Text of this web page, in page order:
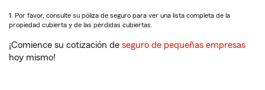
1. Por favor, consulte su póliza de seguro para ver una lista completa de la
propiedad cubierta y de las pérdidas cubiertas.
¡Comience su cotización de seguro de pequeñas empresas
hoy mismo!